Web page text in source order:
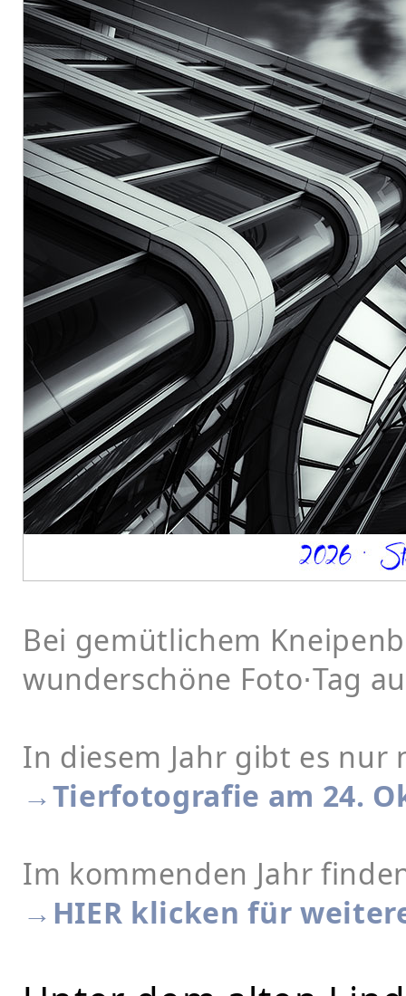
Bei gemütlichem
wunderschöne Foto⋅Tag
In diesem Jahr gibt es nur
→Tierfotografie am 24.
Im kommenden Jahr
→HIER klicken für